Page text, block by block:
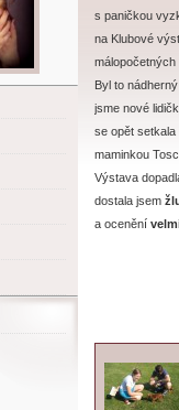
s paničkou
na Klubové
málopočetných
Byl to
jsme nové
se opět setkala
maminkou
Výstava
dostala jsem
a ocenění